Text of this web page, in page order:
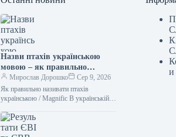
Назви птахів українською
мовою – як правильно
назвати лелеку, зозулю,
снігура
Мирослав Дорошко
Сер 9, 2026
Як правильно називати птахів
українською / Magnific В українській
Тому не слід “забруднювати” своє
мовлення…
и